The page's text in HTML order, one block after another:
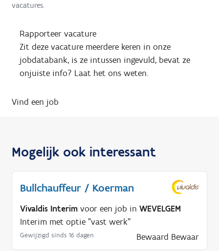
vacatures.
Rapporteer vacature
Zit deze vacature meerdere keren in onze
jobdatabank, is ze intussen ingevuld, bevat ze
onjuiste info? Laat het ons weten.
Vind een job
Mogelijk ook interessant
Bullchauffeur / Koerman
Vivaldis Interim voor een job in WEVELGEM
Interim met optie "vast werk"
Gewijzigd sinds 16 dagen Bewaard Bewaar